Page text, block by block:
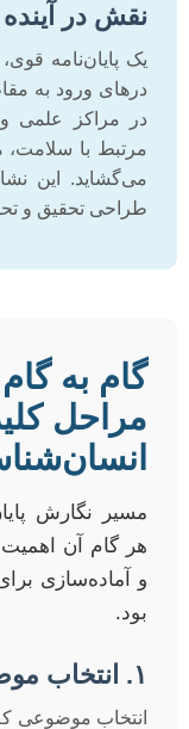
نقش در
یک پایان‌نامه
درهای ورود به
در مراکز علمی
مرتبط با
می‌گشاید. این
طراحی تحقیق و
گام به
مراحل
مسیر نگارش
هر گام آن
و آماده‌سازی
بود.
۱. انتخاب موضوع: سنگ بنای موفقیت
انتخاب موضوعی